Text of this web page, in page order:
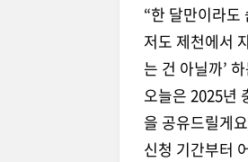
“한 달만이라
저도 제천에서
는 건 아닐까’
오늘은 2025년
을 공유드릴게
신청 기간부터